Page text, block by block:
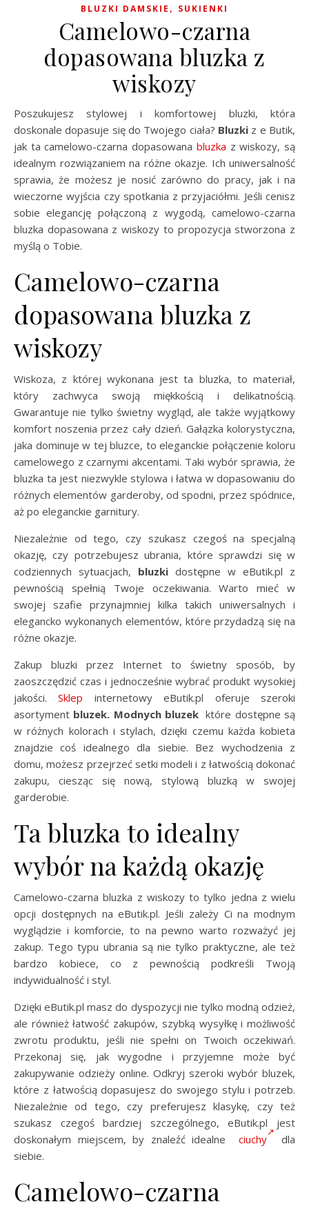
BLUZKI DAMSKIE , SUKIENKI
Camelowo-czarna
dopasowana bluzka z
wiskozy
Poszukujesz stylowej i komfortowej bluzki, która
doskonale dopasuje się do Twojego ciała? Bluzki z e Butik,
jak ta camelowo-czarna dopasowana bluzka z wiskozy, są
idealnym rozwiązaniem na różne okazje. Ich uniwersalność
sprawia, że możesz je nosić zarówno do pracy, jak i na
wieczorne wyjścia czy spotkania z przyjaciółmi. Jeśli cenisz
sobie elegancję połączoną z wygodą, camelowo-czarna
bluzka dopasowana z wiskozy to propozycja stworzona z
myślą o Tobie.
Camelowo-czarna
dopasowana bluzka z
wiskozy
Wiskoza, z której wykonana jest ta bluzka, to materiał,
który zachwyca swoją miękkością i delikatnością.
Gwarantuje nie tylko świetny wygląd, ale także wyjątkowy
komfort noszenia przez cały dzień. Gałązka kolorystyczna,
jaka dominuje w tej bluzce, to eleganckie połączenie koloru
camelowego z czarnymi akcentami. Taki wybór sprawia, że
bluzka ta jest niezwykle stylowa i łatwa w dopasowaniu do
różnych elementów garderoby, od spodni, przez spódnice,
aż po eleganckie garnitury.
Niezależnie od tego, czy szukasz czegoś na specjalną
okazję, czy potrzebujesz ubrania, które sprawdzi się w
codziennych sytuacjach, bluzki dostępne w eButik.pl z
pewnością spełnią Twoje oczekiwania. Warto mieć w
swojej szafie przynajmniej kilka takich uniwersalnych i
elegancko wykonanych elementów, które przydadzą się na
różne okazje.
Zakup bluzki przez Internet to świetny sposób, by
zaoszczędzić czas i jednocześnie wybrać produkt wysokiej
jakości.Sklep internetowy eButik.pl oferuje szeroki
asortyment bluzek. Modnych bluzek które dostępne są
w różnych kolorach i stylach, dzięki czemu każda kobieta
znajdzie coś idealnego dla siebie. Bez wychodzenia z
domu, możesz przejrzeć setki modeli i z łatwością dokonać
zakupu, ciesząc się nową, stylową bluzką w swojej
garderobie.
Ta bluzka to idealny
wybór na każdą okazję
Camelowo-czarna bluzka z wiskozy to tylko jedna z wielu
opcji dostępnych na eButik.pl. Jeśli zależy Ci na modnym
wyglądzie i komforcie, to na pewno warto rozważyć jej
zakup. Tego typu ubrania są nie tylko praktyczne, ale też
bardzo kobiece, co z pewnością podkreśli Twoją
indywidualność i styl.
Dzięki eButik.pl masz do dyspozycji nie tylko modną odzież,
ale również łatwość zakupów, szybką wysyłkę i możliwość
zwrotu produktu, jeśli nie spełni on Twoich oczekiwań.
Przekonaj się, jak wygodne i przyjemne może być
zakupywanie odzieży online. Odkryj szeroki wybór bluzek,
które z łatwością dopasujesz do swojego stylu i potrzeb.
Niezależnie od tego, czy preferujesz klasykę, czy też
szukasz czegoś bardziej szczególnego, eButik.pl jest
doskonałym miejscem, by znaleźć idealneciuchy
dla
siebie.
Camelowo-czarna